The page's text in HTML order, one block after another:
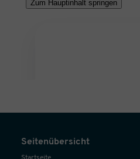
Seitenübersicht